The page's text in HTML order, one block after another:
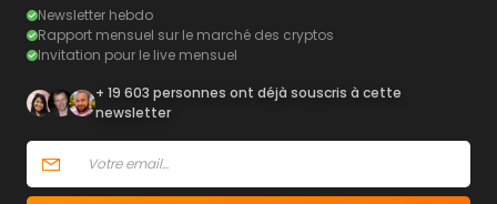
Newsletter hebdo
Rapport mensuel sur le marché des cryptos
Invitation pour le live mensuel
+ 19 603 personnes ont déjà souscris à cette
newsletter